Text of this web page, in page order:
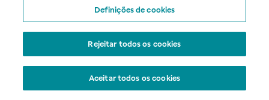
Definições de cookies
Rejeitar todos os cookies
Aceitar todos os cookies